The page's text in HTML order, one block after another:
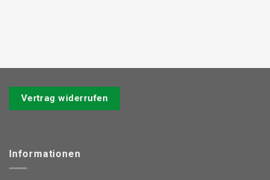
Vertrag widerrufen
Informationen